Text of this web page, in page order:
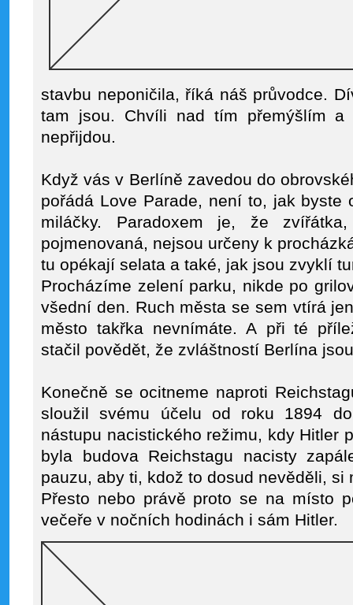
stavbu neponičila, říká náš průvodce.
tam jsou. Chvíli nad tím přemýšlím
nepřijdou.
Když vás v Berlíně zavedou do
pořádá Love Parade, není to, jak byste
miláčky. Paradoxem je, že
pojmenovaná, nejsou určeny k
tu opékají selata a také, jak jsou zvyklí
Procházíme zelení parku, nikde po
všední den. Ruch města se sem vtírá
město takřka nevnímáte. A při té
stačil povědět, že zvláštností Berlína
Konečně se ocitneme naproti
sloužil svému účelu od roku 1894
nástupu nacistického režimu, kdy Hitler
byla budova Reichstagu nacisty
pauzu, aby ti, kdož to dosud nevěděli, si
Přesto nebo právě proto se na místo
večeře v nočních hodinách i sám Hitler.